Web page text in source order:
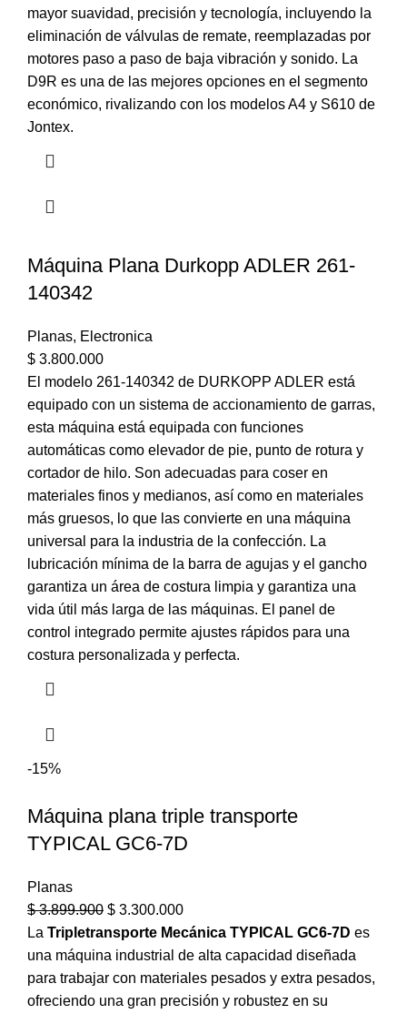
mayor suavidad, precisión y tecnología, incluyendo la
eliminación de válvulas de remate, reemplazadas por
motores paso a paso de baja vibración y sonido. La
D9R es una de las mejores opciones en el segmento
económico, rivalizando con los modelos A4 y S610 de
Jontex.
Máquina Plana Durkopp ADLER 261-
140342
Planas, Electronica
$ 3.800.000
El modelo 261-140342 de DURKOPP ADLER está
equipado con un sistema de accionamiento de garras,
esta máquina está equipada con funciones
automáticas como elevador de pie, punto de rotura y
cortador de hilo. Son adecuadas para coser en
materiales finos y medianos, así como en materiales
más gruesos, lo que las convierte en una máquina
universal para la industria de la confección. La
lubricación mínima de la barra de agujas y el gancho
garantiza un área de costura limpia y garantiza una
vida útil más larga de las máquinas. El panel de
control integrado permite ajustes rápidos para una
costura personalizada y perfecta.
-15%
Máquina plana triple transporte
TYPICAL GC6-7D
Planas
$3.899.900 $ 3.300.000
La Tripletransporte Mecánica TYPICAL GC6-7D es
una máquina industrial de alta capacidad diseñada
para trabajar con materiales pesados y extra pesados,
ofreciendo una gran precisión y robustez en su